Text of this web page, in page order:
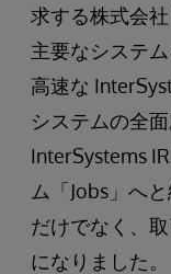
求する株式会
主要なシステ
高速な
システムの全
InterSystems
ム「Jobs」へ
だけでなく、
になりました。